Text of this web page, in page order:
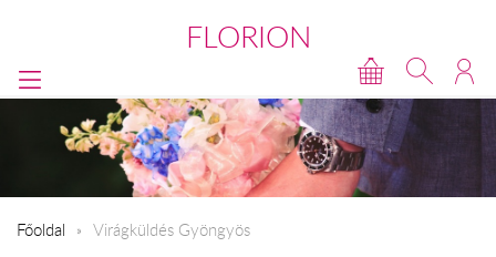
FLORION
Főoldal Virágküldés Gyöngyös